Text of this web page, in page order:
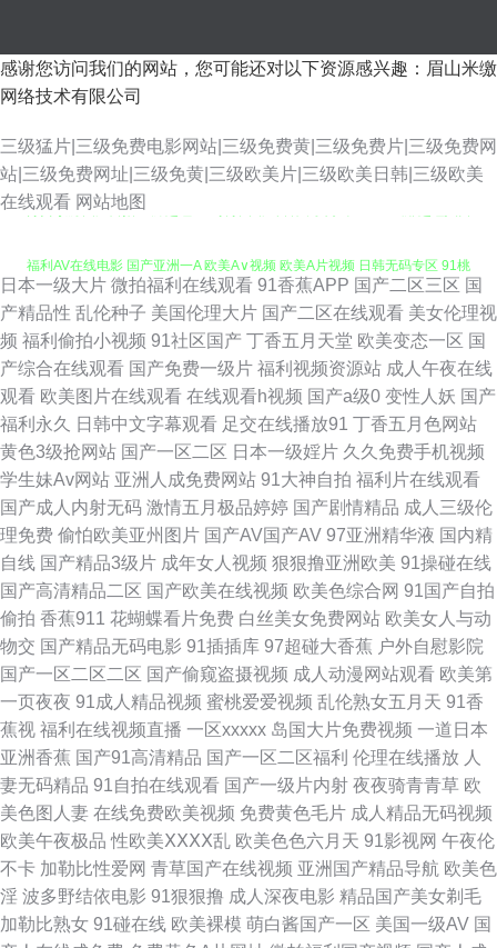
感谢您访问我们的网站，您可能还对以下资源感兴趣：眉山米缴
网络技术有限公司
三级猛片|三级免费电影网站|三级免费黄|三级免费片|三级免费网
站|三级免费网址|三级免黄|三级欧美片|三级欧美日韩|三级欧美
在线观看 网站地图
肏屄导航 国产自拍三级 超碰97ai操操 国产日韩中文字幕 www亚洲 超碰入口
花福利 岛国肏逼在线 A片人妖 伦理资源站av 午夜激情福利社 91海角原创 五
月天色社区 97三级片网 白虎黑丝91 久草在线资源网 男人社av 日本一级免
费影片 在线观看黄色电影 www热9 福利微拍陈可心 青青草福利导航 香蕉视
频网 在线观看视频污 九一成人 日本男女肏屄视频 亚洲区bt国产 岛国网址 九
一在线免费看 欧美色图综合网 污版视频 51视频网 99热资源站在线 黑丝91
视频 美女网站欧美色 99草视频在线 大香蕉狠狠的 欧美四级 日本电影一级黄
日韩无码A片 亚洲偷牌自拍 91主播共享福利 大香蕉影占91 久草成人网 欧美
多人干群p 午夜性色福利社 91黑丝 91探花偷拍视频 亚洲春色小说网 91福利
专区 丁香六月操 人妻诱惑影院 avtt香蕉久久 含羞草影院成人 老湿机视频网
站 婷婷超碰 在线天堂资源 超碰观看人妻 国产精品久久伊人 午夜剧场污 伊人
网香蕉 国产超碰在线永久 伊人成人免费视频 91传媒网站 成人写真福利网 九
一麻豆TV 三级伦理特片 亚洲丝袜足交 A级论理片 国内性爱 久久香蕉色 91亚
日本一级大片 微拍福利在线观看 91香蕉APP 国产二区三区 国
产精品性 乱伦种子 美国伦理大片 国产二区在线观看 美女伦理视
频 福利偷拍小视频 91社区国产 丁香五月天堂 欧美变态一区 国
产综合在线观看 国产免费一级片 福利视频资源站 成人午夜在线
观看 欧美图片在线观看 在线观看h视频 国产a级0 变性人妖 国产
福利永久
日韩中文字幕观看 足交在线播放91 丁香五月色网站
黄色3级抢网站 国产一区二区 日本一级婬片 久久免费手机视频
学生妹Av网站 亚洲人成免费网站 91大神自拍 福利片在线观看
国产成人内射无码 激情五月极品婷婷 国产剧情精品 成人三级伦
理免费 偷怕欧美亚州图片 国产AV国产AV 97亚洲精华液 国内精
自线 国产精品3级片 成年女人视频 狠狠撸亚洲欧美 91操碰在线
国产高清精品二区 国产欧美在线视频 欧美色综合网 91国产自拍
偷拍 香蕉911 花蝴蝶看片免费 白丝美女免费网站 欧美女人与动
物交 国产精品无码电影 91插插库 97超碰大香蕉 户外自慰影院
国产一区二区二区 国产偷窥盗摄视频 成人动漫网站观看 欧美第
一页夜夜 91成人精品视频 蜜桃爱爱视频 乱伦熟女五月天 91香
蕉视 福利在线视频直播 一区xxxxx 岛国大片免费视频 一道日本
亚洲香蕉 国产91高清精品 国产一区二区福利 伦理在线播放 人
妻无码精品 91自拍在线观看 国产一级片内射 夜夜骑青青草 欧
美色图人妻 在线免费欧美视频 免费黄色毛片 成人精品无码视频
欧美午夜极品 性欧美ⅩⅩⅩⅩ乱 欧美色色六月天 91影视网 午夜伦
不卡 加勒比性爱网 青草国产在线视频 亚洲国产精品导航 欧美色
淫 波多野结依电影 91狠狠撸 成人深夜电影 精品国产美女剃毛
加勒比熟女 91碰在线 欧美裸模 萌白酱国产一区 美国一级AV 国